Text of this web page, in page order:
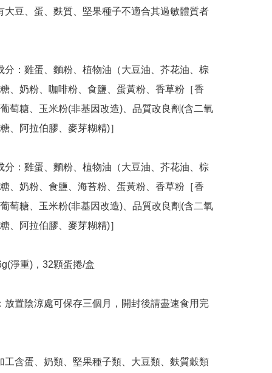
、奶粉、咖啡粉、食鹽、蛋黃粉、香草粉［香
萄糖、玉米粉(非基因改造)、品質改良劑(含二氧
、阿拉伯膠、麥芽糊精)］
、奶粉、食鹽、海苔粉、蛋黃粉、香草粉［香
萄糖、玉米粉(非基因改造)、品質改良劑(含二氧
、阿拉伯膠、麥芽糊精)］